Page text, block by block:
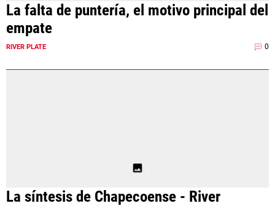
La falta de puntería, el motivo principal del
empate
RIVER PLATE 0
La síntesis de Chapecoense - River